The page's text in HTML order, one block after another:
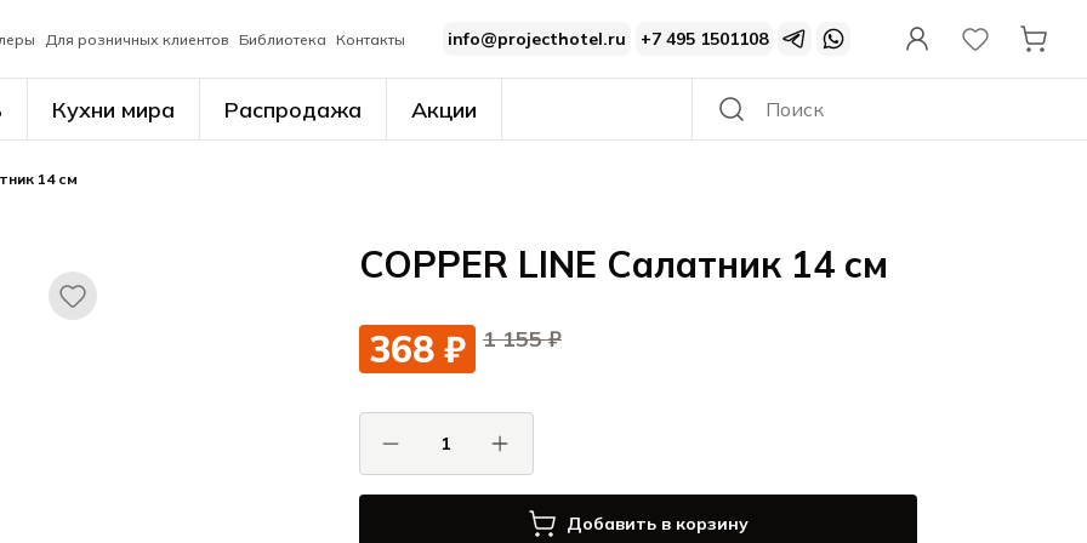
Для розничных клиентов Библиотека Контакты info@projecthotel.ru +7 495 1501108
Кухни мира Распродажа Акции
14 см
COPPER LINE Салатник 14 см
368 ₽
1 155 ₽
Добавить в корзину